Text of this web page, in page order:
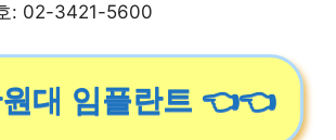
: 02-3421-5600
원대 임플란트 👈👈